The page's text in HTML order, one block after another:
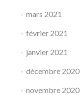
mars 2021
février 2021
janvier 2021
décembre 2020
novembre 2020